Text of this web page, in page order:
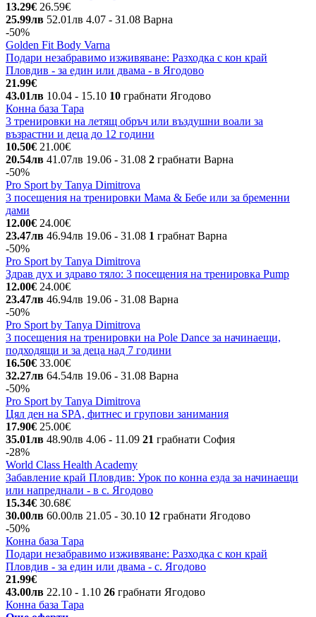
13.29€ 26.59€
25.99лв 52.01лв 4.07 - 31.08 Варна
-50%
Golden Fit Body Varna
Подари незабравимо изживяване: Разходка с кон край
Пловдив - за един или двама - в Ягодово
21.99€
43.01лв 10.04 - 15.10 10 грабнати Ягодово
Конна база Тара
3 тренировки на летящ обръч или въздушни воали за
възрастни и деца до 12 години
10.50€ 21.00€
20.54лв 41.07лв 19.06 - 31.08 2 грабнати Варна
-50%
Pro Sport by Tanya Dimitrova
3 посещения на тренировки Мама & Бебе или за бременни
дами
12.00€ 24.00€
23.47лв 46.94лв 19.06 - 31.08 1 грабнат Варна
-50%
Pro Sport by Tanya Dimitrova
Здрав дух и здраво тяло: 3 посещения на тренировка Pump
12.00€ 24.00€
23.47лв 46.94лв 19.06 - 31.08 Варна
-50%
Pro Sport by Tanya Dimitrova
3 посещения на тренировки на Pole Dance за начинаещи,
подходящи и за деца над 7 години
16.50€ 33.00€
32.27лв 64.54лв 19.06 - 31.08 Варна
-50%
Pro Sport by Tanya Dimitrova
Цял ден на SPA, фитнес и групови занимания
17.90€ 25.00€
35.01лв 48.90лв 4.06 - 11.09 21 грабнати София
-28%
World Class Health Academy
Забавление край Пловдив: Урок по конна езда за начинаещи
или напреднали - в с. Ягодово
15.34€ 30.68€
30.00лв 60.00лв 21.05 - 30.10 12 грабнати Ягодово
-50%
Конна база Тара
Подари незабравимо изживяване: Разходка с кон край
Пловдив - за един или двама - с. Ягодово
21.99€
43.00лв 22.10 - 1.10 26 грабнати Ягодово
Конна база Тара